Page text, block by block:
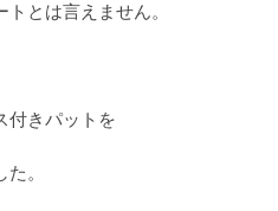
とは言えません。
付きパットを
。